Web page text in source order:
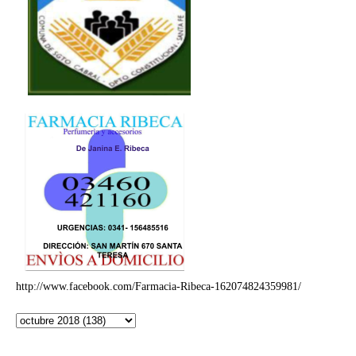
http://www.facebook.com/Farmacia-Ribeca-162074824359981/